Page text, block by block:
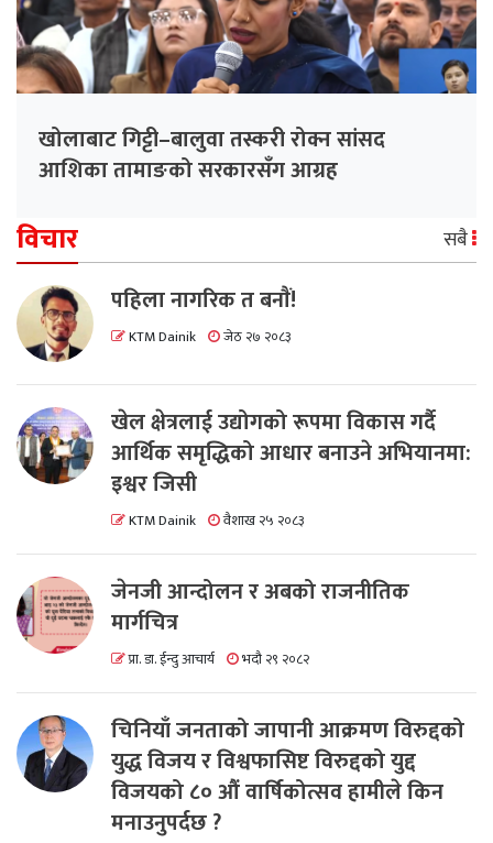
खोलाबाट गिट्टी–बालुवा तस्करी रोक्न सांसद
आशिका तामाङको सरकारसँग आग्रह
विचार सबै
पहिला नागरिक त बनाैं!
KTM Dainik जेठ २७ २०८३
खेल क्षेत्रलाई उद्योगको रूपमा विकास गर्दै
आर्थिक समृद्धिको आधार बनाउने अभियानमा:
इश्वर जिसी
KTM Dainik वैशाख २५ २०८३
जेनजी आन्दोलन र अबको राजनीतिक
मार्गचित्र
प्रा. डा. ईन्दु आचार्य भदौ २९ २०८२
चिनियाँ जनताको जापानी आक्रमण विरुद्दको
युद्ध विजय र विश्वफासिष्ट विरुद्दको युद्द
विजयको ८० औं वार्षिकोत्सव हामीले किन
मनाउनुपर्दछ ?